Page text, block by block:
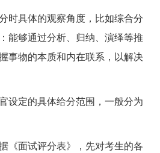
时具体的观察角度，比如综合分
能够通过分析、归纳、演绎等推
事物的本质和内在联系，以解决
设定的具体给分范围，一般分为
《面试评分表》，先对考生的各